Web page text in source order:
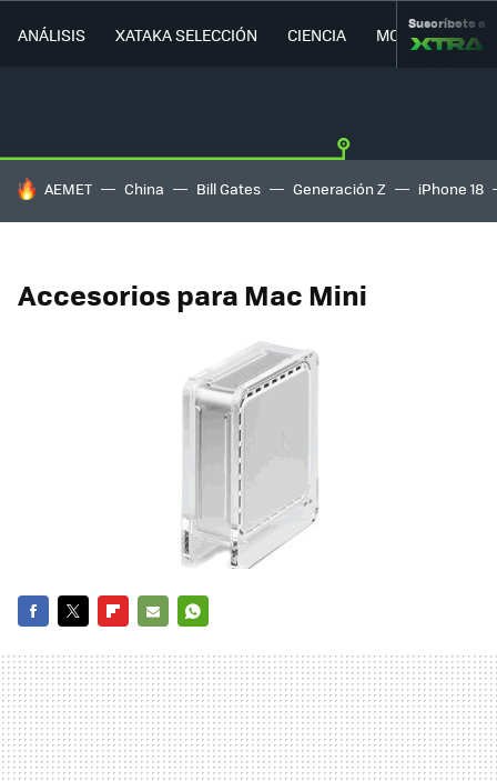
ANÁLISIS XATAKA SELECCIÓN CIENCIA MOVILIDAD
Suscríbete a
HOY SE HABLA DE
AEMET China Bill Gates Generación Z iPhone 18
Accesorios para Mac Mini
MAIL